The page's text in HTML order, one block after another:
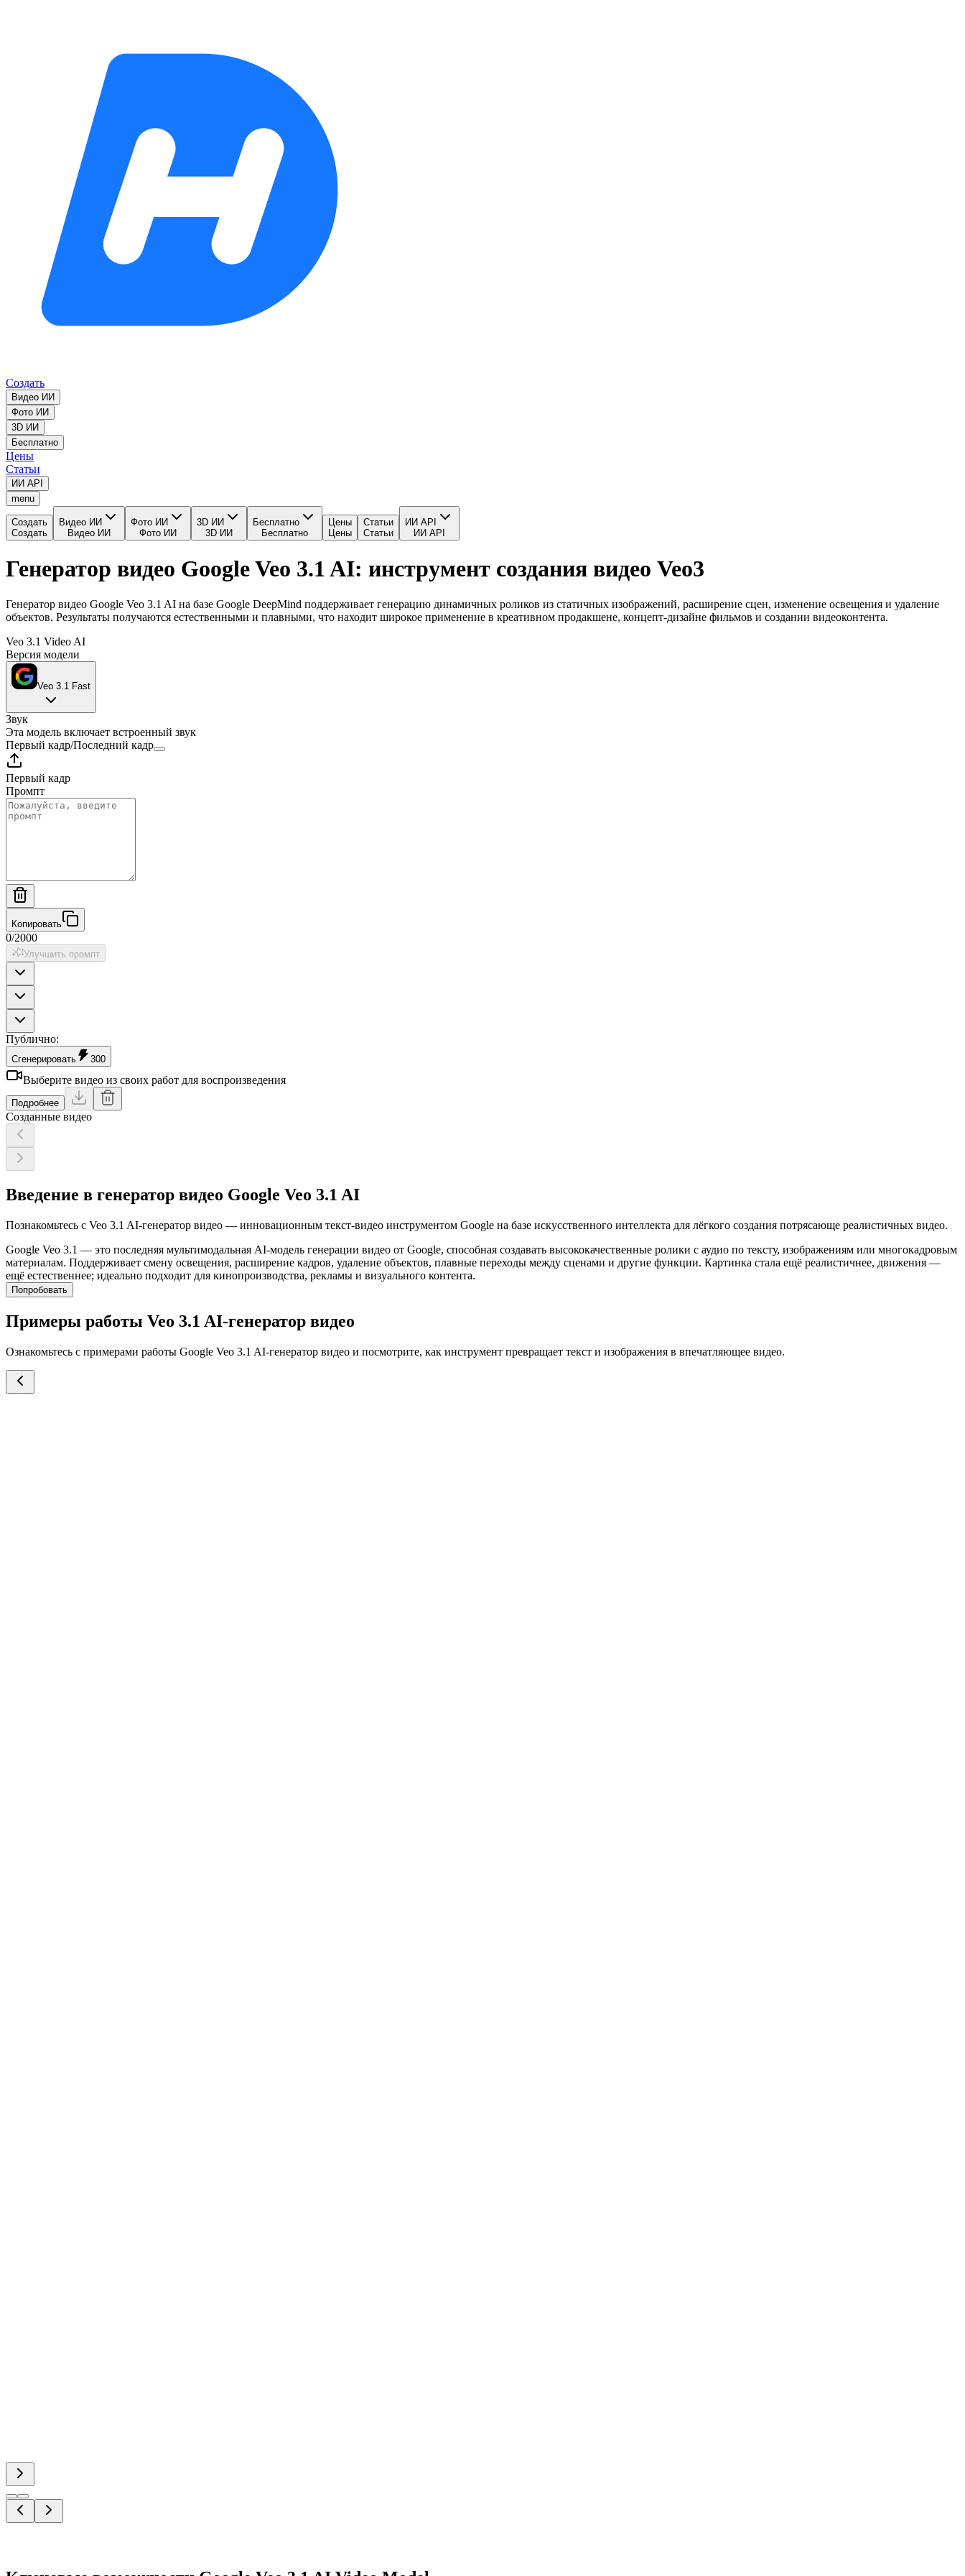
Создать
Видео ИИ
Фото ИИ
3D ИИ
Бесплатно
Цены
Статьи
ИИ API
menu
Создать
Создать
Видео ИИ
Видео ИИ
Фото ИИ
Фото ИИ
3D ИИ
3D ИИ
Бесплатно
Бесплатно
Цены
Цены
Статьи
Статьи
ИИ API
ИИ API
Генератор видео Google Veo 3.1 AI: инструмент создания видео Veo3
Генератор видео Google Veo 3.1 AI на базе Google DeepMind поддерживает генерацию динамичных роликов из статичных изображений, расширение сцен, изменение освещения и удаление
объектов. Результаты получаются естественными и плавными, что находит широкое применение в креативном продакшене, концепт-дизайне фильмов и создании видеоконтента.
Veo 3.1 Video AI
Версия модели
Veo 3.1 Fast
Звук
Эта модель включает встроенный звук
Первый кадр/Последний кадр
Первый кадр
Промпт
Копировать
0/2000
Улучшить промпт
Публично:
Сгенерировать 300
Выберите видео из своих работ для воспроизведения
Подробнее
Созданные видео
Введение в генератор видео Google Veo 3.1 AI
Познакомьтесь с Veo 3.1 AI-генератор видео — инновационным текст-видео инструментом Google на базе искусственного интеллекта для лёгкого создания потрясающе реалистичных видео.
Google Veo 3.1 — это последняя мультимодальная AI-модель генерации видео от Google, способная создавать высококачественные ролики с аудио по тексту, изображениям или многокадровым
материалам. Поддерживает смену освещения, расширение кадров, удаление объектов, плавные переходы между сценами и другие функции. Картинка стала ещё реалистичнее, движения —
ещё естественнее; идеально подходит для кинопроизводства, рекламы и визуального контента.
Попробовать
Примеры работы Veo 3.1 AI-генератор видео
Ознакомьтесь с примерами работы Google Veo 3.1 AI-генератор видео и посмотрите, как инструмент превращает текст и изображения в впечатляющее видео.